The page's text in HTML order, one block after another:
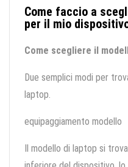
Come faccio a
per il mio
Come scegliere il
Due semplici modi per
laptop.
equipaggiamento modello
Il modello di laptop si